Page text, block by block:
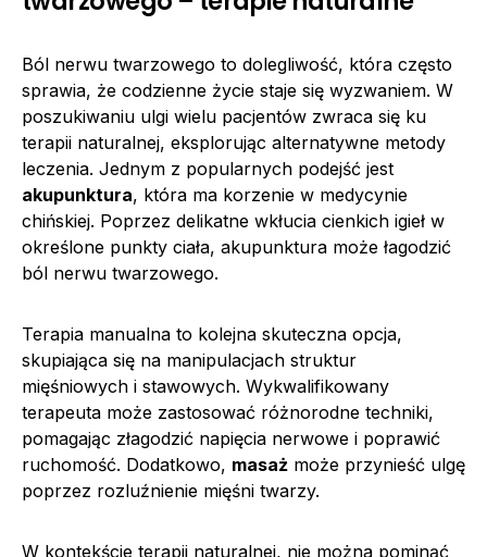
Ból nerwu twarzowego to dolegliwość, która często
sprawia, że codzienne życie staje się wyzwaniem. W
poszukiwaniu ulgi wielu pacjentów zwraca się ku
terapii naturalnej, eksplorując alternatywne metody
leczenia. Jednym z popularnych podejść jest
akupunktura, która ma korzenie w medycynie
chińskiej. Poprzez delikatne wkłucia cienkich igieł w
określone punkty ciała, akupunktura może łagodzić
ból nerwu twarzowego.
Terapia manualna to kolejna skuteczna opcja,
skupiająca się na manipulacjach struktur
mięśniowych i stawowych. Wykwalifikowany
terapeuta może zastosować różnorodne techniki,
pomagając złagodzić napięcia nerwowe i poprawić
ruchomość. Dodatkowo, masaż może przynieść ulgę
poprzez rozluźnienie mięśni twarzy.
W kontekście terapii naturalnej, nie można pominąć